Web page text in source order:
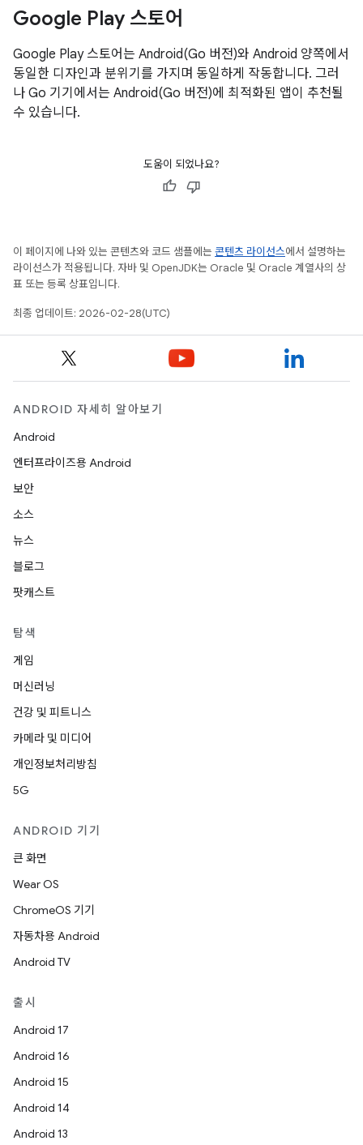
Google Play 스토어
Google Play 스토어는 Android(Go 버전)와 Android 양쪽에서
동일한 디자인과 분위기를 가지며 동일하게 작동합니다. 그러
나 Go 기기에서는 Android(Go 버전)에 최적화된 앱이 추천될
수 있습니다.
도움이 되었나요?
이 페이지에 나와 있는 콘텐츠와 코드 샘플에는 콘텐츠 라이선스에서 설명하는
라이선스가 적용됩니다. 자바 및 OpenJDK는 Oracle 및 Oracle 계열사의 상
표 또는 등록 상표입니다.
최종 업데이트: 2026-02-28(UTC)
ANDROID 자세히 알아보기
Android
엔터프라이즈용 Android
보안
소스
뉴스
블로그
팟캐스트
탐색
게임
머신러닝
건강 및 피트니스
카메라 및 미디어
개인정보처리방침
5G
ANDROID 기기
큰 화면
Wear OS
ChromeOS 기기
자동차용 Android
Android TV
출시
Android 17
Android 16
Android 15
Android 14
Android 13